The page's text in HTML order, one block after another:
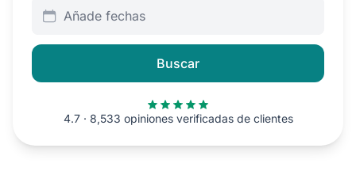
Añade fechas
Buscar
4.7 · 8,533 opiniones verificadas de clientes